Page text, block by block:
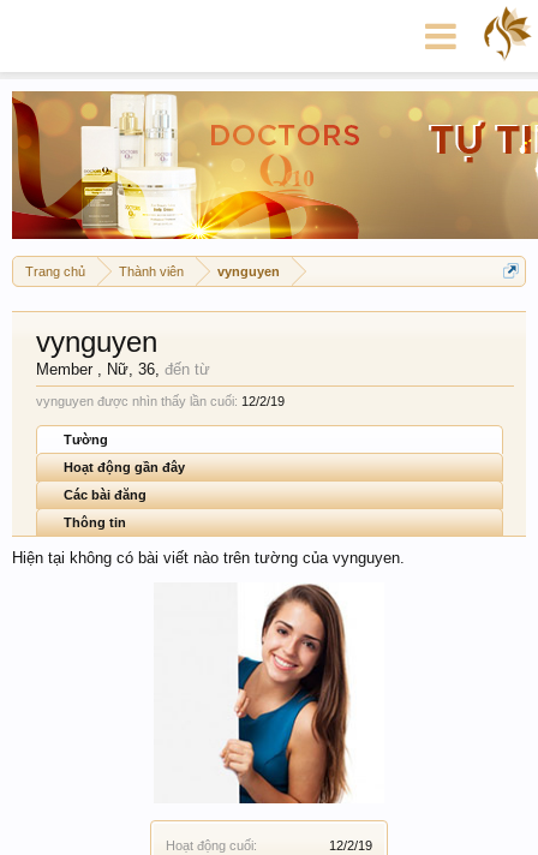
Trang chủ Thành viên vynguyen
Hoạt động cuối:
12/2/19
vynguyen
Member , Nữ, 36, đến từ
vynguyen được nhìn thấy lần cuối: 12/2/19
Tường
Hoạt động gần đây
Các bài đăng
Thông tin
Hiện tại không có bài viết nào trên tường của vynguyen.